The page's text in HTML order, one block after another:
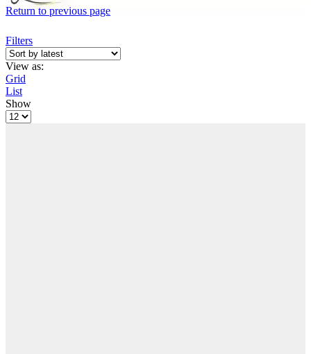
Return to previous page
Filters
View as:
Grid
List
Show
Products